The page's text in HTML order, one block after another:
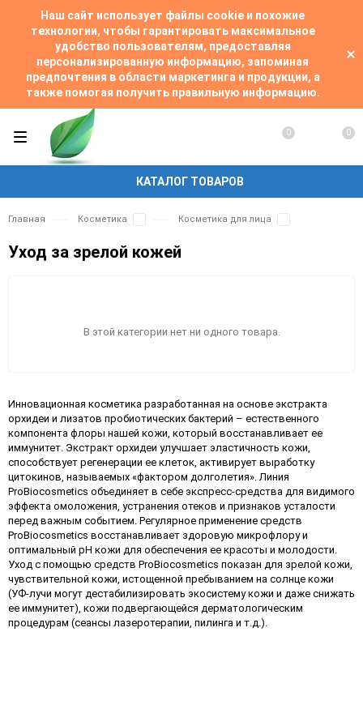
Наш сайт использует файлы cookie и похожие
технологии, чтобы гарантировать максимальное
удобство пользователям, предоставляя
персонализированную информацию, запоминая
предпочтения в области маркетинга и продукции, а
также помогая получить правильную информацию.
КАТАЛОГ ТОВАРОВ
0 0
Главная Косметика Косметика для лица
Уход за зрелой кожей
В этой категории нет ни одного товара.
Инновационная косметика разработанная на основе экстракта
орхидеи и лизатов пробиотических бактерий – естественного
компонента флоры нашей кожи, который восстанавливает ее
иммунитет. Экстракт орхидеи улучшает эластичность кожи,
способствует регенерации ее клеток, активирует выработку
цитокинов, называемых «фактором долголетия». Линия
ProBiocosmetics объединяет в себе экспресс-средства для видимого
эффекта омоложения, устранения отеков и признаков усталости
перед важным событием. Регулярное применение средств
ProBiocosmetics восстанавливает здоровую микрофлору и
оптимальный pH кожи для обеспечения ее красоты и молодости.
Уход с помощью средств ProBiocosmetics показан для зрелой кожи,
чувствительной кожи, истощенной пребыванием на солнце кожи
(УФ-лучи могут дестабилизировать экосистему кожи и даже снижать
ее иммунитет), кожи подвергающейся дерматологическим
процедурам (сеансы лазеротерапии, пилинга и т.д.).